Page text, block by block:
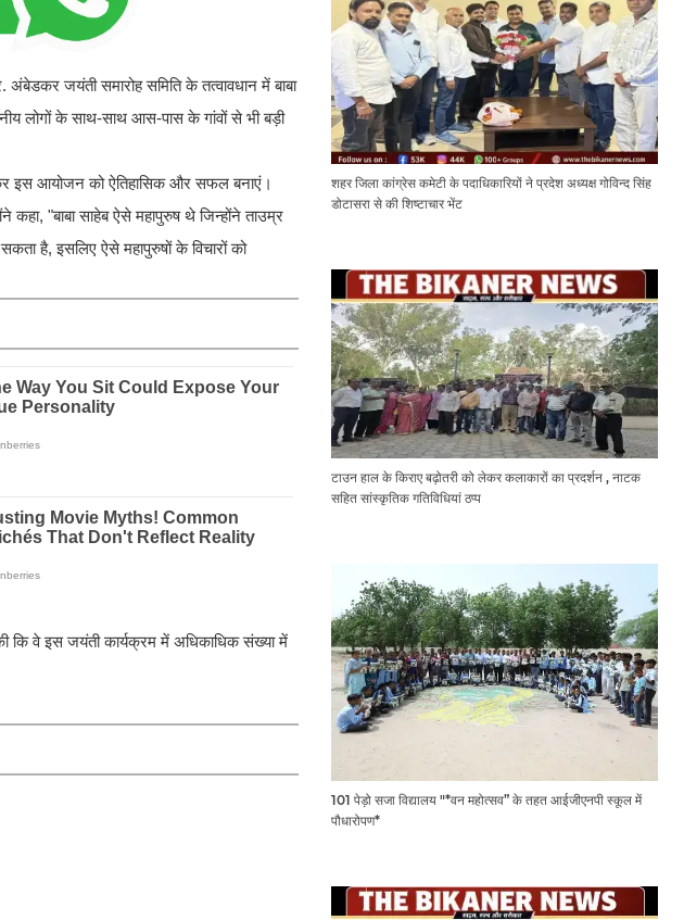
जयंती समारोह समिति के तत्वावधान में बाबा
लोगों के साथ-साथ आस-पास के गांवों से भी बड़ी
इस आयोजन को ऐतिहासिक और सफल बनाएं।
"बाबा साहेब ऐसे महापुरुष थे जिन्होंने ताउम्र
है, इसलिए ऐसे महापुरुषों के विचारों को
कि वे इस जयंती कार्यक्रम में अधिकाधिक संख्या में
शहर जिला कांग्रेस कमेटी के पदाधिकारियों ने प्रदेश अध्यक्ष गोविन्द सिंह
डोटासरा से की शिष्टाचार भेंट
टाउन हाल के किराए बढ़ोतरी को लेकर कलाकारों का प्रदर्शन , नाटक
सहित सांस्कृतिक गतिविधियां ठप्प
101 पेड़ो सजा विद्यालय "*वन महोत्सव” के तहत आईजीएनपी स्कूल में
पौधारोपण*